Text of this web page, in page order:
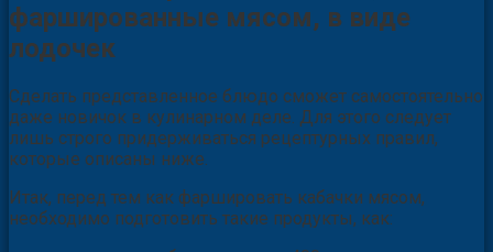
фаршированные мясом, в виде
лодочек
Сделать представленное блюдо сможет самостоятельно
даже новичок в кулинарном деле. Для этого следует
лишь строго придерживаться рецептурных правил,
которые описаны ниже.
Итак, перед тем как фаршировать кабачки мясом,
необходимо подготовить такие продукты, как: